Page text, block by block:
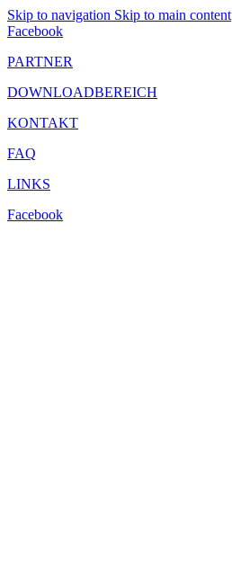
Skip to navigation Skip to main content
Facebook
PARTNER
DOWNLOADBEREICH
KONTAKT
FAQ
LINKS
Facebook